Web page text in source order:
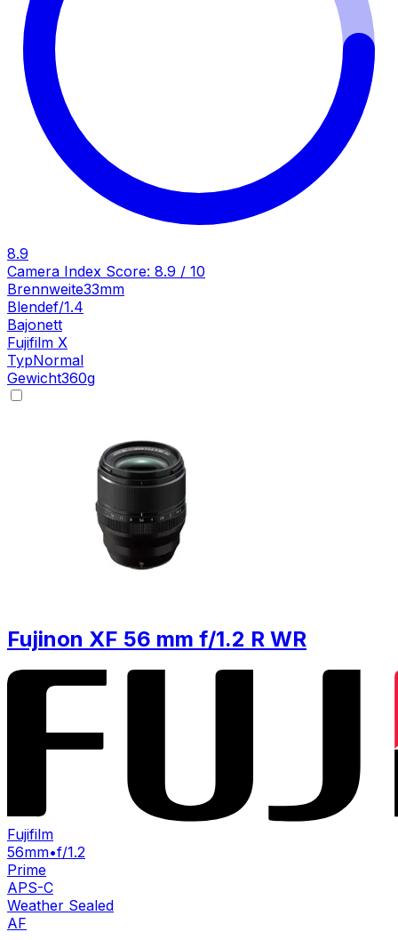
8.9
Camera Index Score: 8.9 / 10
Brennweite33mm
Blendef/1.4
Bajonett
Fujifilm X
TypNormal
Gewicht360g
Fujinon XF 56 mm f/1.2 R WR
Fujifilm
56mm•f/1.2
Prime
APS-C
Weather Sealed
AF